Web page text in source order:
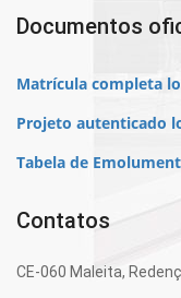
Documentos
Matrícula completa
Projeto autenticado
Tabela de
Contatos
CE-060 Maleita,